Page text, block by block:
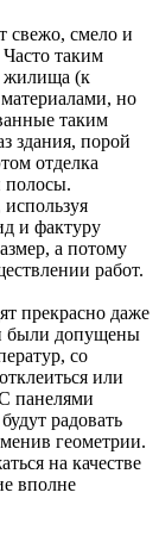
свежо, смело и
таким
жилища (к
но
таким
здания, порой
отделка
полосы.
и фактуру
а потому
работ.
прекрасно даже
были допущены
со
или
панелями
радовать
геометрии.
на качестве
вполне